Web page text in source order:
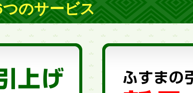
のサービス